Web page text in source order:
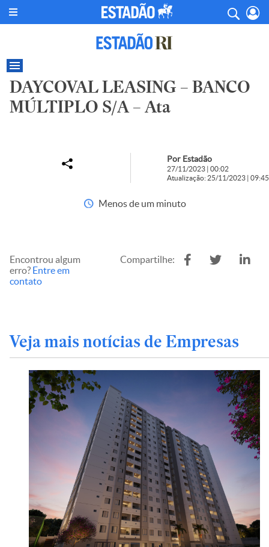
DAYCOVAL LEASING – BANCO
MÚLTIPLO S/A – Ata
Por Estadão
27/11/2023 | 00:02
Atualização: 25/11/2023 | 09:45
Menos de um minuto
Encontrou algum
erro? Entre em
contato
Compartilhe:
Veja mais notícias de Empresas